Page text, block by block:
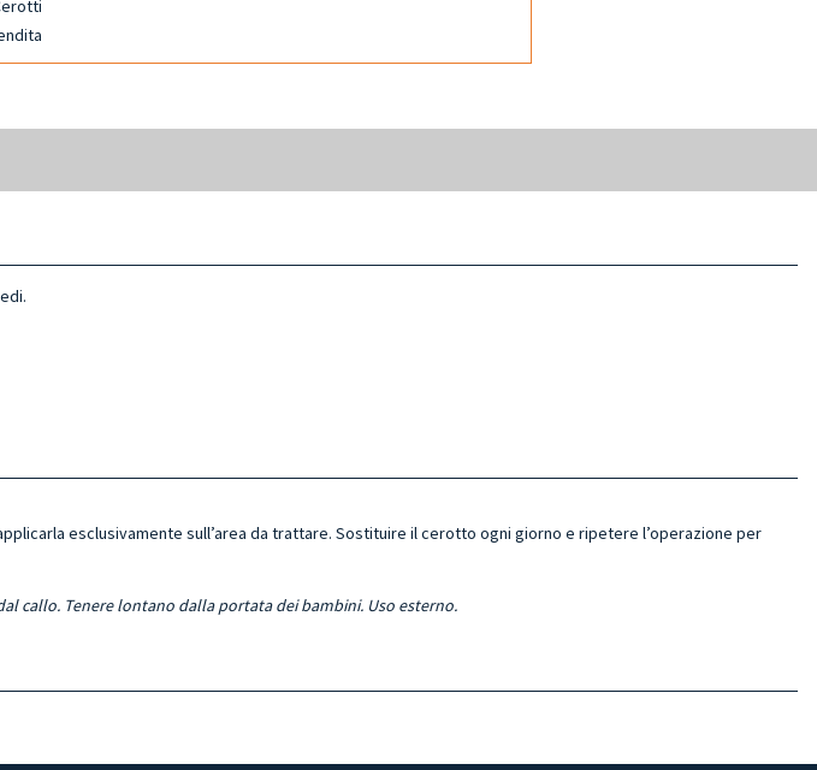
esclusivamente sull’area da trattare. Sostituire il cerotto ogni giorno e ripetere l’operazione per
callo. Tenere lontano dalla portata dei bambini. Uso esterno.